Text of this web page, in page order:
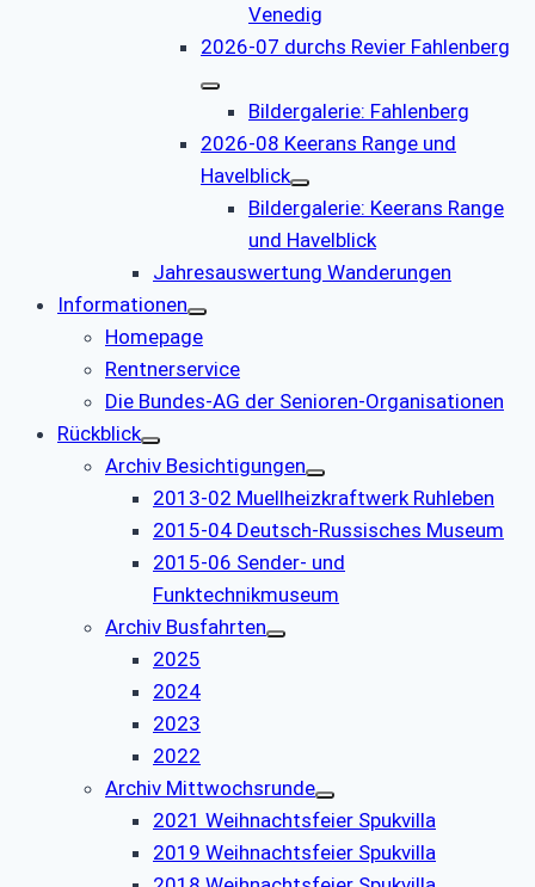
Venedig
2026-07 durchs Revier Fahlenberg
Bildergalerie: Fahlenberg
2026-08 Keerans Range und
Havelblick
Bildergalerie: Keerans Range
und Havelblick
Jahresauswertung Wanderungen
Informationen
Homepage
Rentnerservice
Die Bundes-AG der Senioren-Organisationen
Rückblick
Archiv Besichtigungen
2013-02 Muellheizkraftwerk Ruhleben
2015-04 Deutsch-Russisches Museum
2015-06 Sender- und
Funktechnikmuseum
Archiv Busfahrten
2025
2024
2023
2022
Archiv Mittwochsrunde
2021 Weihnachtsfeier Spukvilla
2019 Weihnachtsfeier Spukvilla